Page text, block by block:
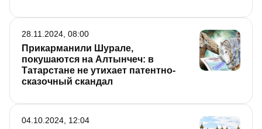
Прикарманили Шурале,
покушаются на Алтынчеч: в
Татарстане не утихает патентно-
сказочный скандал
28.11.2024, 08:00
04.10.2024, 12:04